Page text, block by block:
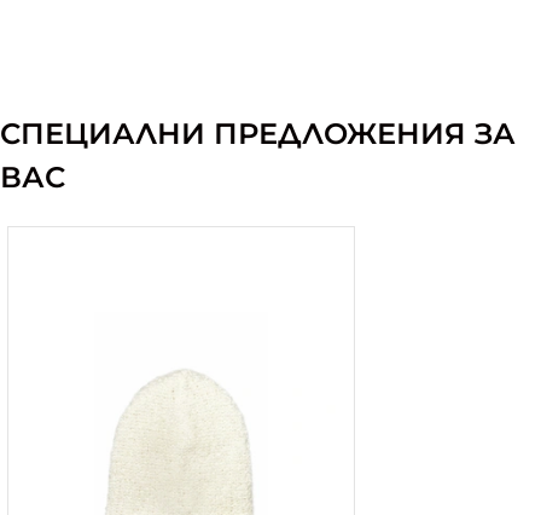
СПЕЦИАЛНИ ПРЕДЛОЖЕНИЯ ЗА
ВАС